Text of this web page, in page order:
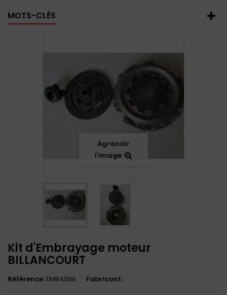
MOTS-CLÉS
Agrandir
l'image
Kit d'Embrayage moteur
BILLANCOURT
Référence: EMB4096 Fabricant: